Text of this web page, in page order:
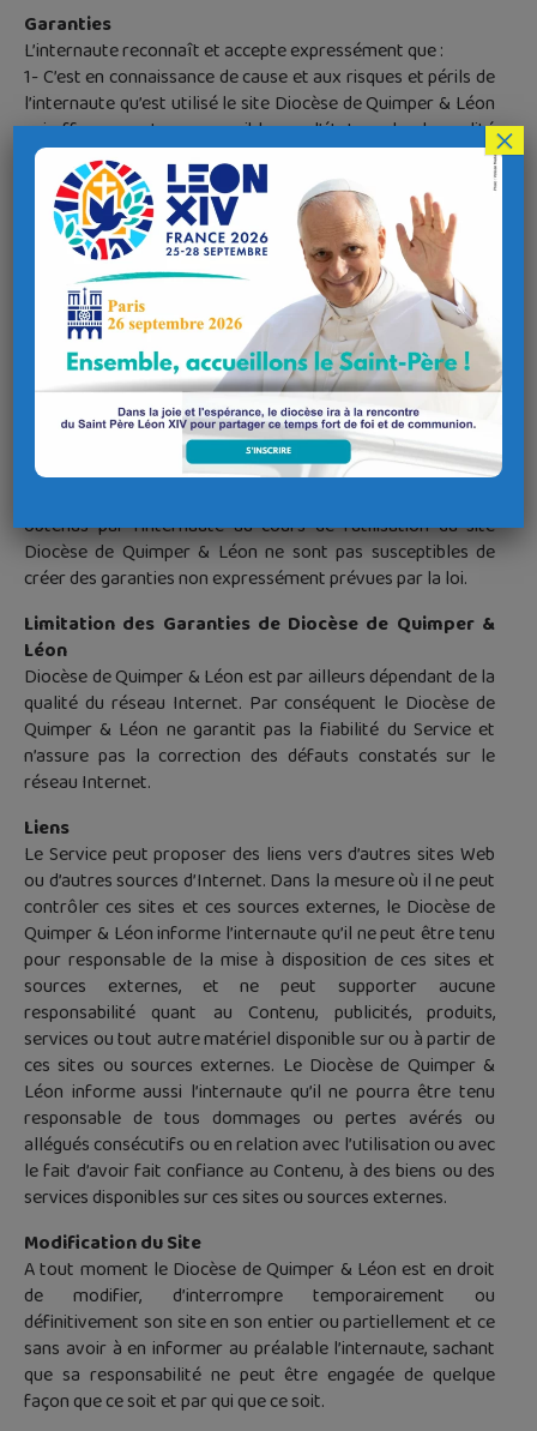
Garanties
L’internaute reconnaît et accepte expressément que :
1- C’est en connaissance de cause et aux risques et périls de
l’internaute qu’est utilisé le site Diocèse de Quimper & Léon
qui offre un contenu accessible « en l’état » selon la qualité
du réseau internet. Le Diocèse de Quimper & Léon n’assure
aucune garantie expresse ou implicite concernant la qualité
et la compatibilité du site aux usages spécifiques de
l’internaute.
2- En aucune manière le Diocèse de Quimper & Léon n’est en
mesure d’apporter la garantie à l’internaute que le site
répondra exactement à ses attentes ni qu’aucune erreur
n’apparaîtra au cours de l’utilisation des services sur le site
ou lors de la consultation des pages dans leur ensemble
fournissant du contenu.
3- Le Diocèse de Quimper & Léon ne garantit pas que les
résultats, les informations, les services obtenus soient
exempts de toute erreur ou défaut.
obtenus par l’internaute au cours de l’utilisation du site
Diocèse de Quimper & Léon ne sont pas susceptibles de
créer des garanties non expressément prévues par la loi.
Limitation des Garanties de Diocèse de Quimper &
Léon
Diocèse de Quimper & Léon est par ailleurs dépendant de la
qualité du réseau Internet. Par conséquent le Diocèse de
Quimper & Léon ne garantit pas la fiabilité du Service et
n’assure pas la correction des défauts constatés sur le
réseau Internet.
Liens
Le Service peut proposer des liens vers d’autres sites Web
ou d’autres sources d’Internet. Dans la mesure où il ne peut
contrôler ces sites et ces sources externes, le Diocèse de
Quimper & Léon informe l’internaute qu’il ne peut être tenu
pour responsable de la mise à disposition de ces sites et
sources externes, et ne peut supporter aucune
responsabilité quant au Contenu, publicités, produits,
services ou tout autre matériel disponible sur ou à partir de
ces sites ou sources externes. Le Diocèse de Quimper &
Léon informe aussi l’internaute qu’il ne pourra être tenu
responsable de tous dommages ou pertes avérés ou
allégués consécutifs ou en relation avec l’utilisation ou avec
le fait d’avoir fait confiance au Contenu, à des biens ou des
services disponibles sur ces sites ou sources externes.
Modification du Site
A tout moment le Diocèse de Quimper & Léon est en droit
de modifier, d’interrompre temporairement ou
définitivement son site en son entier ou partiellement et ce
sans avoir à en informer au préalable l’internaute, sachant
que sa responsabilité ne peut être engagée de quelque
façon que ce soit et par qui que ce soit.
×